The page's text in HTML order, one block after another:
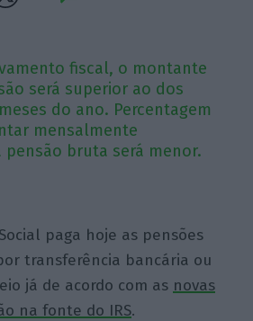
fiscal, o montante
será superior ao dos
do ano. Percentagem
mensalmente
bruta será menor.
paga hoje as pensões
transferência bancária ou
já de acordo com as novas
na fonte do IRS.